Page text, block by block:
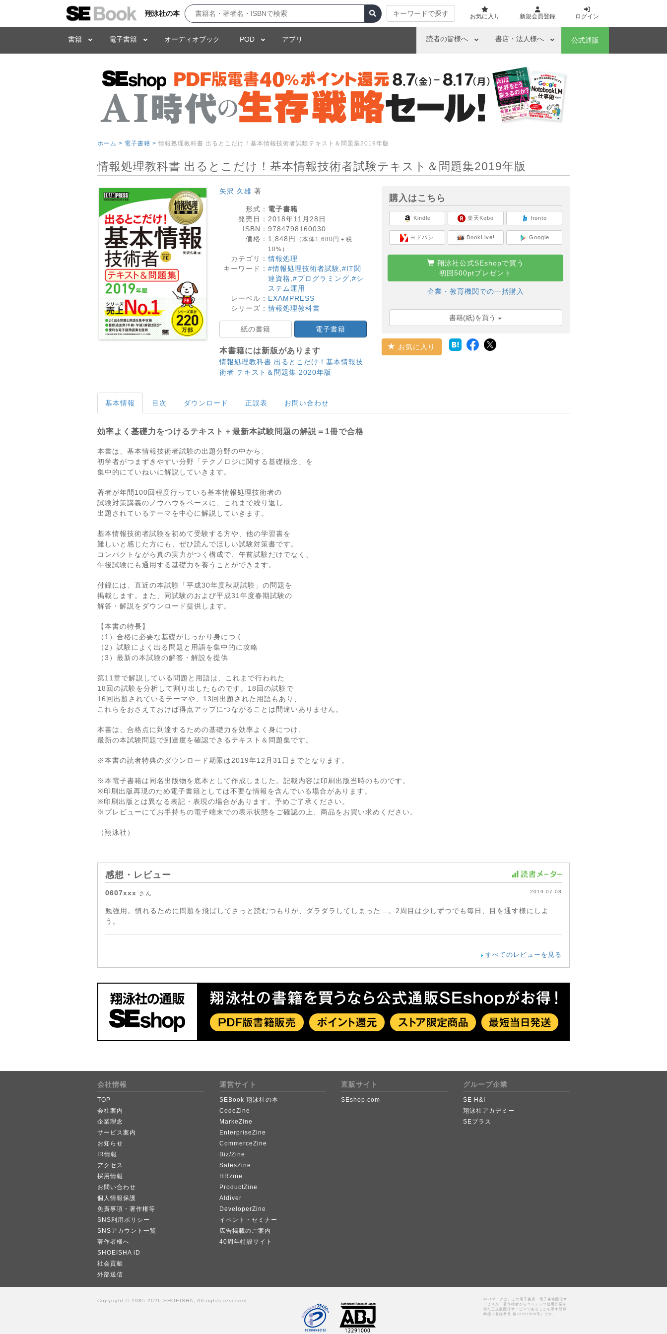
翔泳社の本 キーワードで探す お気に入り 新規会員登録 ログイン
書籍 電子書籍 オーディオブック POD アプリ 読者の皆様へ 書店・法人様へ 公式通販
ホーム > 電子書籍 > 情報処理教科書 出るとこだけ！基本情報技術者試験テキスト＆問題集2019年版
情報処理教科書 出るとこだけ！基本情報技術者試験テキスト＆問題集2019年版
矢沢 久雄 著
形式： 電子書籍
発売日： 2018年11月28日
ISBN： 9784798160030
価格： 1,848 円
（本体1,680円＋税
10%）
カテゴリ：情報処理
キーワード： #情報処理技術者試験 #IT関
連資格 #プログラミング #シ
ステム運用
レーベル： EXAMPRESS
シリーズ：情報処理教科書
紙の書籍 電子書籍
本書籍には新版があります
情報処理教科書 出るとこだけ！基本情報技
術者 テキスト＆問題集 2020年版
購入はこちら
Kindle
ヨドバシ
楽天Kobo
BookLive!
honto
Google
翔泳社公式SEshopで買う
初回500ptプレゼント
企業・教育機関での一括購入
書籍(紙)を買う
お気に入り
基本情報 目次 ダウンロード 正誤表 お問い合わせ
効率よく基礎力をつけるテキスト＋最新本試験問題の解説＝1冊で合格
本書は、基本情報技術者試験の出題分野の中から、
初学者がつまずきやすい分野「テクノロジに関する基礎概念」を
集中的にていねいに解説していきます。
著者が年間100回程度行っている基本情報処理技術者の
試験対策講義のノウハウをベースに、これまで繰り返し
出題されているテーマを中心に解説していきます。
基本情報技術者試験を初めて受験する方や、他の学習書を
難しいと感じた方にも、ぜひ読んでほしい試験対策書です。
コンパクトながら真の実力がつく構成で、午前試験だけでなく、
午後試験にも通用する基礎力を養うことができます。
付録には、直近の本試験「平成30年度秋期試験」の問題を
掲載します。また、同試験のおよび平成31年度春期試験の
解答・解説をダウンロード提供します。
【本書の特長】
（1）合格に必要な基礎がしっかり身につく
（2）試験によく出る問題と用語を集中的に攻略
（3）最新の本試験の解答・解説を提供
第11章で解説している問題と用語は、これまで行われた
18回の試験を分析して割り出したものです。18回の試験で
16回出題されているテーマや、13回出題された用語もあり、
これらをおさえておけば得点アップにつながることは間違いありません。
本書は、合格点に到達するための基礎力を効率よく身につけ、
最新の本試験問題で到達度を確認できるテキスト＆問題集です。
※本書の読者特典のダウンロード期限は2019年12月31日までとなります。
※本電子書籍は同名出版物を底本として作成しました。記載内容は印刷出版当時のものです。
※印刷出版再現のため電子書籍としては不要な情報を含んでいる場合があります。
※印刷出版とは異なる表記・表現の場合があります。予めご了承ください。
※プレビューにてお手持ちの電子端末での表示状態をご確認の上、商品をお買い求めください。
（翔泳社）
感想・レビュー
0607xxx さん 2019-07-08
勉強用。慣れるために問題を飛ばしてさっと読むつもりが、ダラダラしてしまった…。2周目は少しずつでも毎日、目を通す様にしよ
う。
すべてのレビューを見る
会社情報
TOP
会社案内
企業理念
サービス案内
お知らせ
IR情報
アクセス
採用情報
お問い合わせ
個人情報保護
免責事項・著作権等
SNS利用ポリシー
SNSアカウント一覧
著作者様へ
SHOEISHA iD
社会貢献
外部送信
運営サイト
SEBook 翔泳社の本
CodeZine
MarkeZine
EnterpriseZine
CommerceZine
Biz/Zine
SalesZine
HRzine
ProductZine
AIdiver
DeveloperZine
イベント・セミナー
広告掲載のご案内
40周年特設サイト
直販サイト
SEshop.com
グループ企業
SE H&I
翔泳社アカデミー
SEプラス
Copyright © 1985-2026 SHOEISHA, All rights reserved.
ABJマークは、この電子書店・電子書籍配信サ
ービスが、著作権者からコンテンツ使用許諾を
得た正規版配信サービスであることを示す登録
商標（登録番号 第12291000号）です。